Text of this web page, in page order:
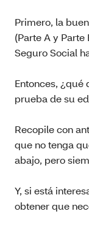
Primero, la
(Parte A y
Seguro Social
Entonces,
prueba de su
Recopile con
que no tenga
abajo, pero
Y, si está
obtener que